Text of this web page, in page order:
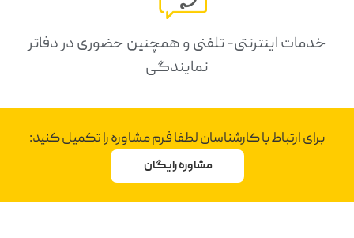
خدمات اینترنتی- تلفنی و همچنین حضوری در دفاتر
نمایندگی
برای ارتباط با کارشناسان لطفا فرم مشاوره را تکمیل کنید:
مشاوره رایگان